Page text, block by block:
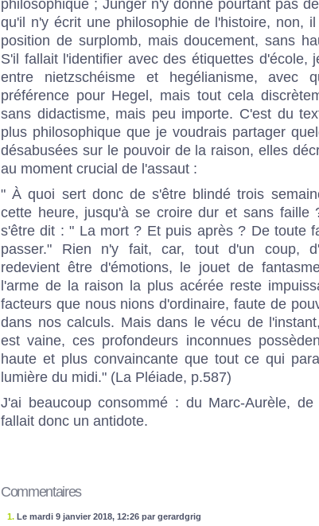
philosophique ; Jünger n'y donne pourtant pas
qu'il n'y écrit une philosophie de l'histoire, non,
position de surplomb, mais doucement, sans
S'il fallait l'identifier avec des étiquettes d'école,
entre nietzschéisme et hegélianisme, avec
préférence pour Hegel, mais tout cela
sans didactisme, mais peu importe. C'est du
plus philosophique que je voudrais partager
désabusées sur le pouvoir de la raison, elles
au moment crucial de l'assaut :
" À quoi sert donc de s'être blindé trois
cette heure, jusqu'à se croire dur et sans faille
s'être dit : " La mort ? Et puis après ? De toute
passer." Rien n'y fait, car, tout d'un coup,
redevient être d'émotions, le jouet de
l'arme de la raison la plus acérée reste
facteurs que nous nions d'ordinaire, faute de
dans nos calculs. Mais dans le vécu de
est vaine, ces profondeurs inconnues
haute et plus convaincante que tout ce qui
lumière du midi." (La Pléiade, p.587)
J'ai beaucoup consommé : du Marc-Aurèle,
fallait donc un antidote.
Commentaires
1. Le mardi 9 janvier 2018, 12:26 par gerardgrig